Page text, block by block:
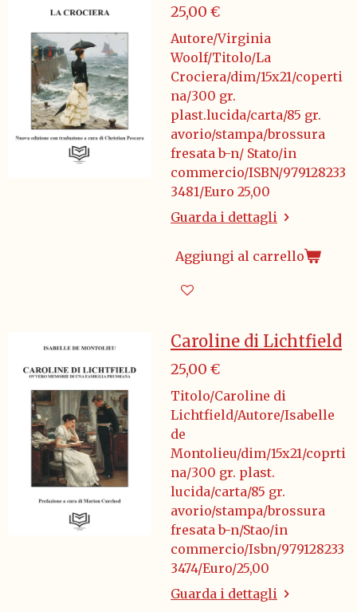
25,00 €
Autore/Virginia
Woolf/Titolo/La
Crociera/dim/15x21/coperti
na/300 gr.
plast.lucida/carta/85 gr.
avorio/stampa/brossura
fresata b-n/ Stato/in
commercio/ISBN/979128233
3481/Euro 25,00
Guarda i dettagli
Aggiungi al carrello
Caroline di Lichtfield
25,00 €
Titolo/Caroline di
Lichtfield/Autore/Isabelle
de
Montolieu/dim/15x21/coprti
na/300 gr. plast.
lucida/carta/85 gr.
avorio/stampa/brossura
fresata b-n/Stao/in
commercio/Isbn/979128233
3474/Euro/25,00
Guarda i dettagli